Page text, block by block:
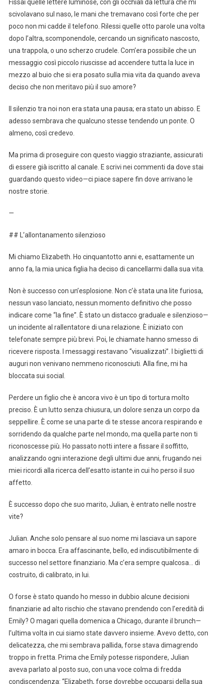
Fissai quelle lettere luminose, con gli occhiali da lettura che mi
scivolavano sul naso, le mani che tremavano così forte che per
poco non mi cadde il telefono. Rilessi quelle otto parole una volta
dopo l’altra, scomponendole, cercando un significato nascosto,
una trappola, o uno scherzo crudele. Com’era possibile che un
messaggio così piccolo riuscisse ad accendere tutta la luce in
mezzo al buio che si era posato sulla mia vita da quando aveva
deciso che non meritavo più il suo amore?
Il silenzio tra noi non era stata una pausa; era stato un abisso. E
adesso sembrava che qualcuno stesse tendendo un ponte. O
almeno, così credevo.
Ma prima di proseguire con questo viaggio straziante, assicurati
di essere già iscritto al canale. E scrivi nei commenti da dove stai
guardando questo video—ci piace sapere fin dove arrivano le
nostre storie.
—
## L’allontanamento silenzioso
Mi chiamo Elizabeth. Ho cinquantotto anni e, esattamente un
anno fa, la mia unica figlia ha deciso di cancellarmi dalla sua vita.
Non è successo con un’esplosione. Non c’è stata una lite furiosa,
nessun vaso lanciato, nessun momento definitivo che posso
indicare come “la fine”. È stato un distacco graduale e silenzioso—
un incidente al rallentatore di una relazione. È iniziato con
telefonate sempre più brevi. Poi, le chiamate hanno smesso di
ricevere risposta. I messaggi restavano “visualizzati”. I biglietti di
auguri non venivano nemmeno riconosciuti. Alla fine, mi ha
bloccata sui social.
Perdere un figlio che è ancora vivo è un tipo di tortura molto
preciso. È un lutto senza chiusura, un dolore senza un corpo da
seppellire. È come se una parte di te stesse ancora respirando e
sorridendo da qualche parte nel mondo, ma quella parte non ti
riconoscesse più. Ho passato notti intere a fissare il soffitto,
analizzando ogni interazione degli ultimi due anni, frugando nei
miei ricordi alla ricerca dell’esatto istante in cui ho perso il suo
affetto.
È successo dopo che suo marito, Julian, è entrato nelle nostre
vite?
Julian. Anche solo pensare al suo nome mi lasciava un sapore
amaro in bocca. Era affascinante, bello, ed indiscutibilmente di
successo nel settore finanziario. Ma c’era sempre qualcosa… di
costruito, di calibrato, in lui.
O forse è stato quando ho messo in dubbio alcune decisioni
finanziarie ad alto rischio che stavano prendendo con l’eredità di
Emily? O magari quella domenica a Chicago, durante il brunch—
l’ultima volta in cui siamo state davvero insieme. Avevo detto, con
delicatezza, che mi sembrava pallida, forse stava dimagrendo
troppo in fretta. Prima che Emily potesse rispondere, Julian
aveva parlato al posto suo, con una voce colma di fredda
condiscendenza: “Elizabeth, forse dovrebbe occuparsi della sua